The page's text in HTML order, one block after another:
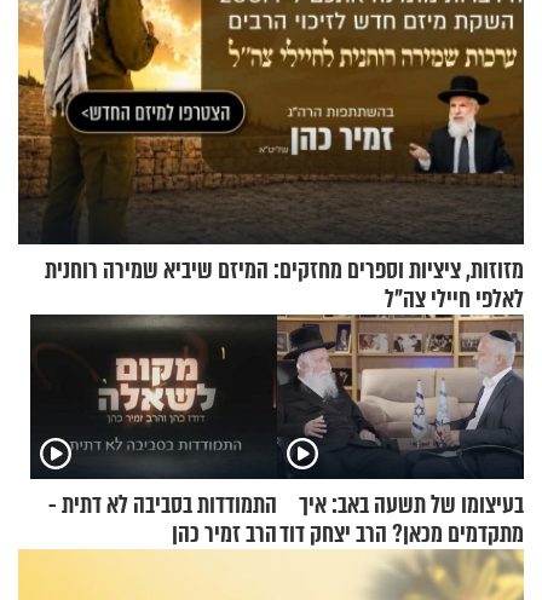
מזוזות, ציציות וספרים מחזקים: המיזם שיביא שמירה רוחנית
לאלפי חיילי צה"ל
בעיצומו של תשעה באב: איך
מתקדמים מכאן? הרב יצחק דוד
גרוסמן בשיחה מיוחדת
התמודדות בסביבה לא דתית -
הרב זמיר כהן